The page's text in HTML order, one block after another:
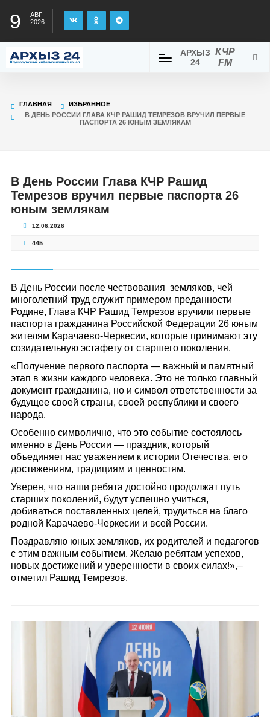
9
АВГ
2026
КЧР
FM
АРХЫЗ
24
ГЛАВНАЯ
ИЗБРАННОЕ
В ДЕНЬ РОССИИ ГЛАВА КЧР РАШИД ТЕМРЕЗОВ ВРУЧИЛ ПЕРВЫЕ
ПАСПОРТА 26 ЮНЫМ ЗЕМЛЯКАМ
В День России Глава КЧР Рашид
Темрезов вручил первые паспорта 26
юным землякам
12.06.2026
445
В День России после чествования земляков, чей
многолетний труд служит примером преданности
Родине, Глава КЧР Рашид Темрезов вручили первые
паспорта гражданина Российской Федерации 26 юным
жителям Карачаево-Черкесии, которые принимают эту
созидательную эстафету от старшего поколения.
«Получение первого паспорта — важный и памятный
этап в жизни каждого человека. Это не только главный
документ гражданина, но и символ ответственности за
будущее своей страны, своей республики и своего
народа.
Особенно символично, что это событие состоялось
именно в День России — праздник, который
объединяет нас уважением к истории Отечества, его
достижениям, традициям и ценностям.
Уверен, что наши ребята достойно продолжат путь
старших поколений, будут успешно учиться,
добиваться поставленных целей, трудиться на благо
родной Карачаево-Черкесии и всей России.
Поздравляю юных земляков, их родителей и педагогов
с этим важным событием. Желаю ребятам успехов,
новых достижений и уверенности в своих силах!»,–
отметил Рашид Темрезов.